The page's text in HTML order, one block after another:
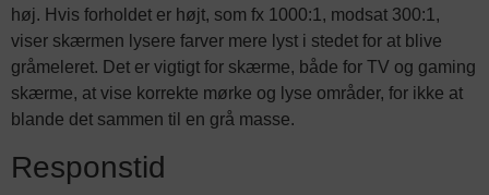
høj. Hvis forholdet er højt, som fx 1000:1, modsat 300:1,
viser skærmen lysere farver mere lyst i stedet for at blive
gråmeleret. Det er vigtigt for skærme, både for TV og gaming
skærme, at vise korrekte mørke og lyse områder, for ikke at
blande det sammen til en grå masse.
Responstid